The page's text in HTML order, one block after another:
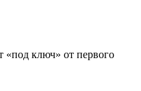
ключ» от первого